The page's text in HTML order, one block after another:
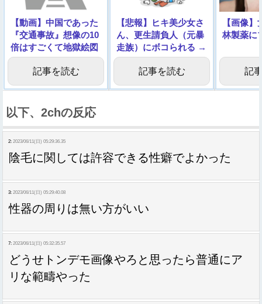
【動画】中国であった
『交通事故』想像の10
倍はすごくて地獄絵図
記事を読む
【悲報】ヒキ美少女さ
ん、更生請負人（元暴
走族）にボコられる →
記事を読む
【画像
林製薬に
記
以下、2chの反応
2: 2023/06/11(日) 05:29:36.35
陰毛に関しては許容できる性癖でよかった
3: 2023/06/11(日) 05:29:40.08
性器の周りは無い方がいい
7: 2023/06/11(日) 05:32:35.57
どうせトンデモ画像やろと思ったら普通にア
リな範疇やった